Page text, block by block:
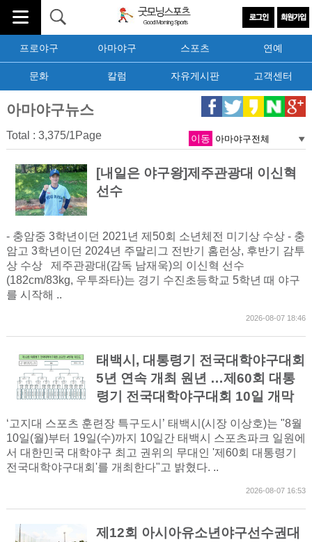
프로야구 아마야구 스포츠 연예
문화 칼럼 자유게시판 고객센터
아마야구뉴스
Total : 3,375/1Page 이동
[내일은 야구왕]제주관광대 이신혁
선수
- 충암중 3학년이던 2021년 제50회 소년체전 미기상 수상 - 충
암고 3학년이던 2024년 주말리그 전반기 홈런상, 후반기 감투
상 수상 제주관광대(감독 남재욱)의 이신혁 선수
(182cm/83kg, 우투좌타)는 경기 수진초등학교 5학년 때 야구
를 시작해 ..
2026-08-07 18:46
태백시, 대통령기 전국대학야구대회
5년 연속 개최 원년 …제60회 대통
령기 전국대학야구대회 10일 개막
‘고지대 스포츠 훈련장 특구도시’ 태백시(시장 이상호)는 "8월
10일(월)부터 19일(수)까지 10일간 태백시 스포츠파크 일원에
서 대한민국 대학야구 최고 권위의 무대인 '제60회 대통령기
전국대학야구대회'를 개최한다"고 밝혔다. ..
2026-08-07 16:53
제12회 아시아유소년야구선수권대